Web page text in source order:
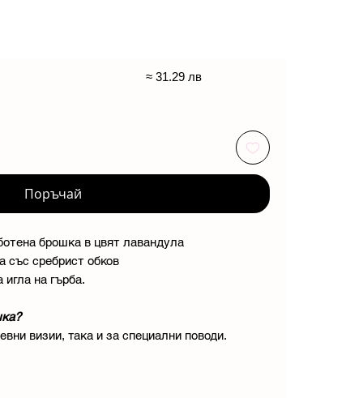
Поръчай
брошка в цвят лавандула
със сребрист обков
игла на гърба.
визии, така и за специални поводи.
≈ 31.29 лв